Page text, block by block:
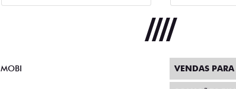
MOBI VENDAS PARA